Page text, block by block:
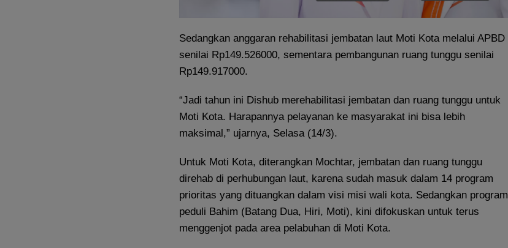
Sedangkan anggaran rehabilitasi jembatan laut Moti Kota melalui APBD
senilai Rp149.526000, sementara pembangunan ruang tunggu senilai
Rp149.917000.
“Jadi tahun ini Dishub merehabilitasi jembatan dan ruang tunggu untuk
Moti Kota. Harapannya pelayanan ke masyarakat ini bisa lebih
maksimal,” ujarnya, Selasa (14/3).
Untuk Moti Kota, diterangkan Mochtar, jembatan dan ruang tunggu
direhab di perhubungan laut, karena sudah masuk dalam 14 program
prioritas yang dituangkan dalam visi misi wali kota. Sedangkan program
peduli Bahim (Batang Dua, Hiri, Moti), kini difokuskan untuk terus
menggenjot pada area pelabuhan di Moti Kota.